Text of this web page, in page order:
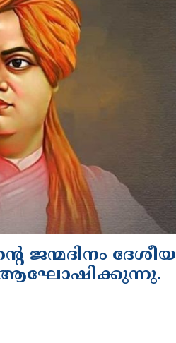
ജന്മദിനം ദേശീയ
ആഘോഷിക്കുന്നു.